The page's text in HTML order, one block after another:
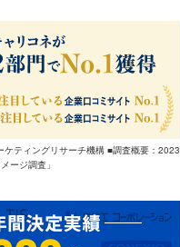
ケティングリサーチ機構 ■調査概要：2023
ージ調査」